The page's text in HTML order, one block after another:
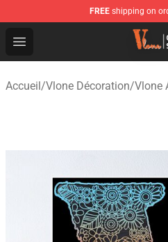
FREE shipping on
Open menu
Vlone Shop - Official Vlone
Accueil/Vlone Décoration/Vlone